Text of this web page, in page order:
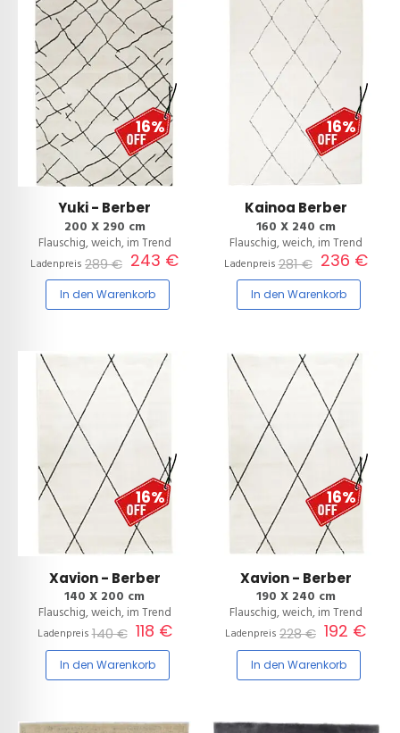
16%
Yuki - Berber
200 X 290 cm
Flauschig, weich, im Trend
Ladenpreis 289 € 243 €
In den Warenkorb
16%
Kainoa Berber
160 X 240 cm
Flauschig, weich, im Trend
Ladenpreis281 € 236 €
In den Warenkorb
16%
Xavion - Berber
140 X 200 cm
Flauschig, weich, im Trend
Ladenpreis140 € 118 €
In den Warenkorb
16%
Xavion - Berber
190 X 240 cm
Flauschig, weich, im Trend
Ladenpreis 228 € 192 €
In den Warenkorb